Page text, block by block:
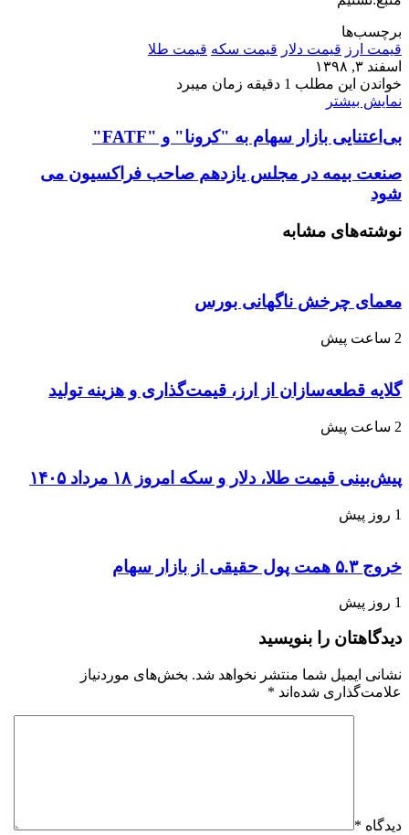
برچسب‌ها
قیمت ارز قیمت دلار قیمت سکه قیمت طلا
اسفند ۳, ۱۳۹۸
خواندن این مطلب 1 دقیقه زمان میبرد
نمایش بیشتر
بی‌اعتنایی بازار سهام به "کرونا" و "FATF"
صنعت بیمه در مجلس یازدهم صاحب فراکسیون می
شود
نوشته‌های مشابه
معمای چرخش ناگهانی بورس
2 ساعت پیش
گلایه قطعه‌سازان از ارز، قیمت‌گذاری و هزینه تولید
2 ساعت پیش
پیش‌بینی قیمت طلا، دلار و سکه امروز ۱۸ مرداد ۱۴۰۵
1 روز پیش
خروج ۵.۳ همت پول حقیقی از بازار سهام
1 روز پیش
دیدگاهتان را بنویسید
نشانی ایمیل شما منتشر نخواهد شد. بخش‌های موردنیاز
علامت‌گذاری شده‌اند *
دیدگاه *